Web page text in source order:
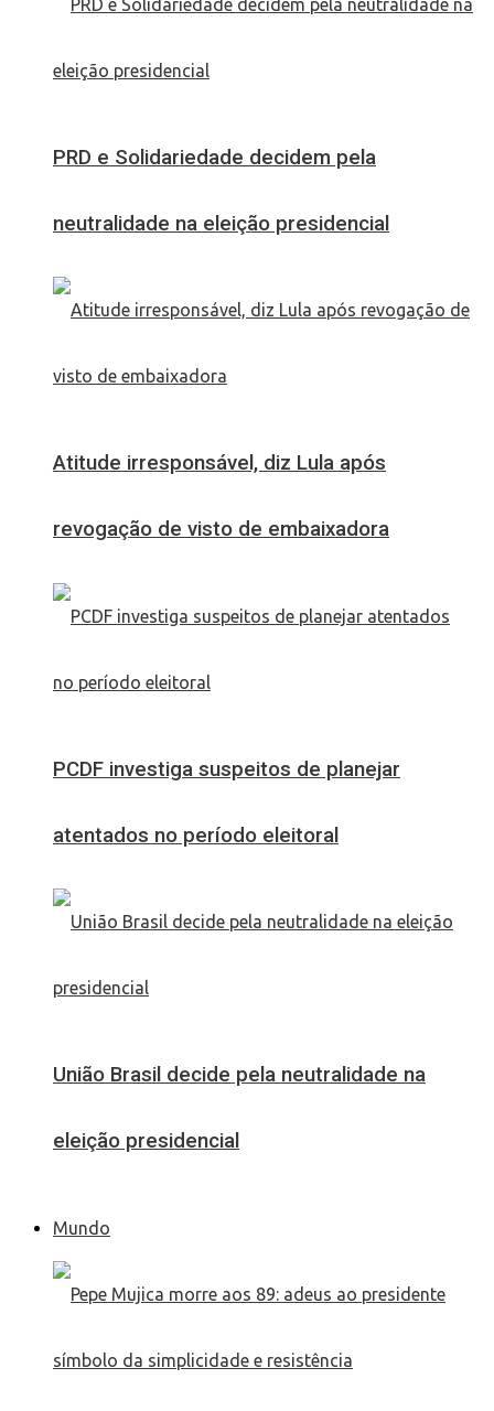
PRD e Solidariedade decidem pela
neutralidade na eleição presidencial
Atitude irresponsável, diz Lula após
revogação de visto de embaixadora
PCDF investiga suspeitos de planejar
atentados no período eleitoral
União Brasil decide pela neutralidade na
eleição presidencial
Mundo